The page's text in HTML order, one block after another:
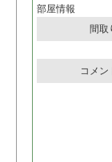
部屋情報
間取
コメン